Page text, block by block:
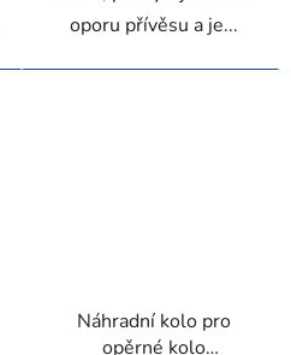
oporu přívěsu a je...
Náhradní kolo pro
opěrné kolo